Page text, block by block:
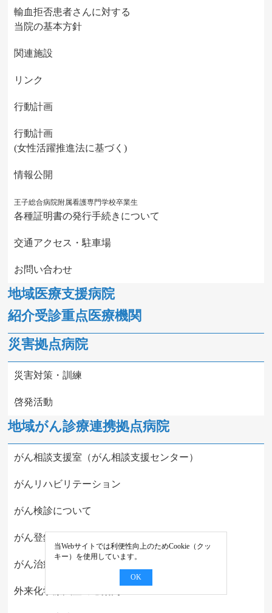
当Webサイトでは利便性向上のためCookie（クッ
キー）を使用しています。
OK
輸血拒否患者さんに対する
当院の基本方針
関連施設
リンク
行動計画
行動計画
(女性活躍推進法に基づく)
情報公開
王子総合病院附属看護専門学校卒業生
各種証明書の発行手続きについて
交通アクセス・駐車場
お問い合わせ
地域医療支援病院
紹介受診重点医療機関
災害拠点病院
災害対策・訓練
啓発活動
地域がん診療連携拠点病院
がん相談支援室（がん相談支援センター）
がんリハビリテーション
がん検診について
がん登録について
がん治療医療連携パス
外来化学療法室のご案内